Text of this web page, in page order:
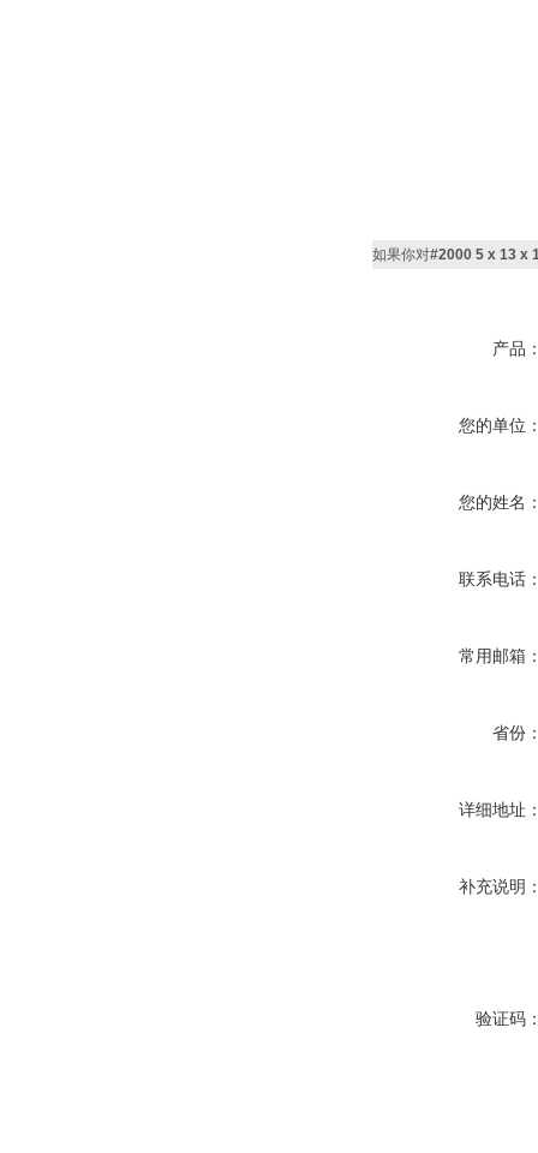
如果你对#2000 5 x 13 x
产品
您的单位
您的姓名
联系电话
常用邮箱
省份
详细地址
补充说明
验证码